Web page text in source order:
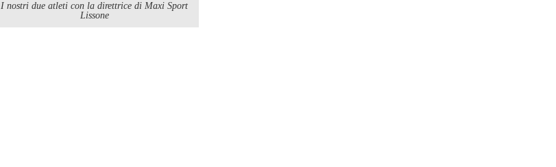
I nostri due atleti con la direttrice di Maxi Sport
Lissone